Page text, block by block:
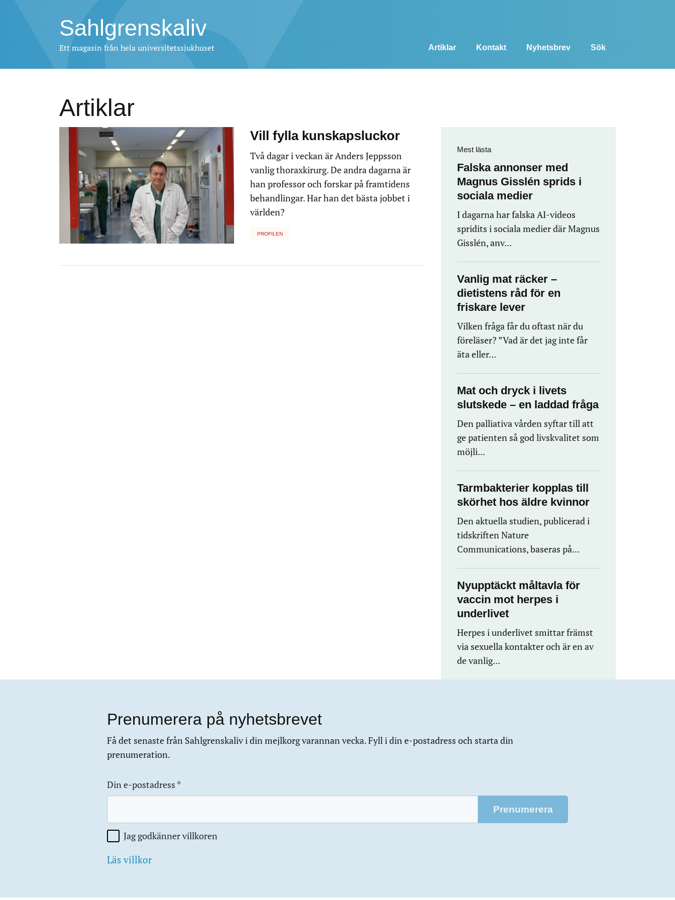
Sahlgrenskaliv
Ett magasin från hela universitetssjukhuset Artiklar Kontakt Nyhetsbrev Sök
Artiklar
Vill fylla kunskapsluckor
Två dagar i veckan är Anders Jeppsson
vanlig thoraxkirurg. De andra dagarna är
han professor och forskar på framtidens
behandlingar. Har han det bästa jobbet i
världen?
PROFILEN
Mest lästa
Falska annonser med
Magnus Gisslén sprids i
sociala medier
I dagarna har falska AI-videos
spridits i sociala medier där Magnus
Gisslén, anv...
Vanlig mat räcker –
dietistens råd för en
friskare lever
Vilken fråga får du oftast när du
föreläser? ”Vad är det jag inte får
äta eller...
Mat och dryck i livets
slutskede – en laddad fråga
Den palliativa vården syftar till att
ge patienten så god livskvalitet som
möjli...
Tarmbakterier kopplas till
skörhet hos äldre kvinnor
Den aktuella studien, publicerad i
tidskriften Nature
Communications, baseras på...
Nyupptäckt måltavla för
vaccin mot herpes i
underlivet
Herpes i underlivet smittar främst
via sexuella kontakter och är en av
de vanlig...
Prenumerera på nyhetsbrevet
Få det senaste från Sahlgrenskaliv i din mejlkorg varannan vecka. Fyll i din e-postadress och starta din
prenumeration.
Din e-postadress *
Jag godkänner villkoren
Läs villkor